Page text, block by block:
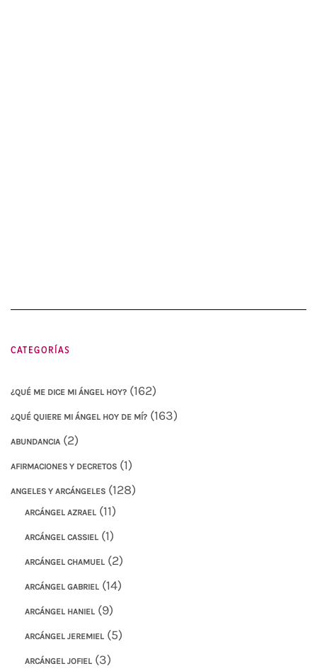
CATEGORÍAS
¿QUÉ ME DICE MI ÁNGEL HOY? (162)
¿QUÉ QUIERE MI ÁNGEL HOY DE MÍ? (163)
ABUNDANCIA (2)
AFIRMACIONES Y DECRETOS (1)
ANGELES Y ARCÁNGELES (128)
ARCÁNGEL AZRAEL (11)
ARCÁNGEL CASSIEL (1)
ARCÁNGEL CHAMUEL (2)
ARCÁNGEL GABRIEL (14)
ARCÁNGEL HANIEL (9)
ARCÁNGEL JEREMIEL (5)
ARCÁNGEL JOFIEL (3)